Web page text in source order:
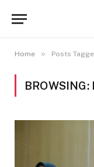
Home » Posts
BROWSING: